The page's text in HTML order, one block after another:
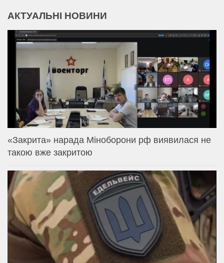
АКТУАЛЬНІ НОВИНИ
«Закрита» нарада Міноборони рф виявилася не
такою вже закритою